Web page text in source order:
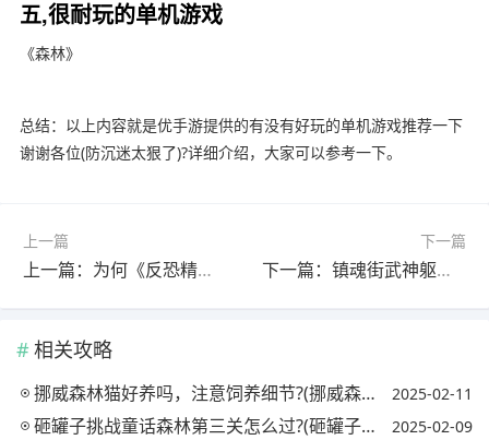
五,很耐玩的单机游戏
《森林》
总结：以上内容就是优手游提供的有没有好玩的单机游戏推荐一下
谢谢各位(防沉迷太狠了)?详细介绍，大家可以参考一下。
上一篇
上一篇：为何《反恐精英全球攻势CS:GO》中只玩炙热沙城2、沙漠迷城和地狱小镇地图的玩家特别多?
下一篇
下一篇：镇魂街武神躯手游杨延昭怎么样?(镇魂街武神躯手游杨落七)
相关攻略
挪威森林猫好养吗，注意饲养细节?(挪威森林猫好养活吗) 2025-02-11
砸罐子挑战童话森林第三关怎么过?(砸罐子攻略) 2025-02-09